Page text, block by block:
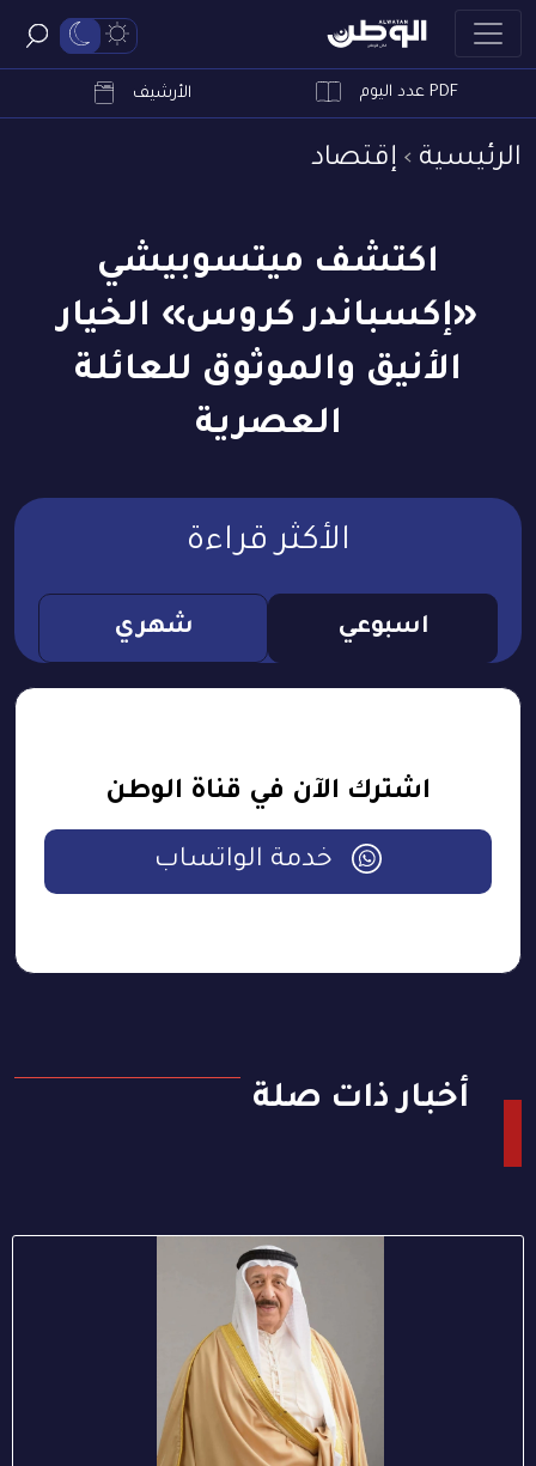
PDF عدد اليوم الأرشيف
الرئيسية إقتصاد
اكتشف ميتسوبيشي
«إكسباندر كروس» الخيار
الأنيق والموثوق للعائلة
العصرية
الأكثر قراءة
اسبوعي شهري
اشترك الآن في قناة الوطن
خدمة الواتساب
أخبار ذات صلة